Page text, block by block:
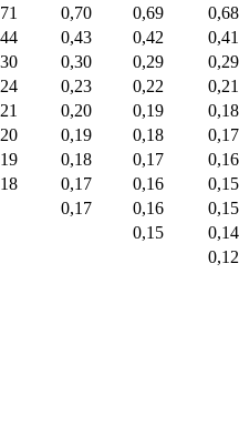
0,70 0,69 0,68
0,43 0,42 0,41
0,30 0,29 0,29
0,23 0,22 0,21
0,20 0,19 0,18
0,19 0,18 0,17
0,18 0,17 0,16
0,17 0,16 0,15
0,17 0,16 0,15
0,15 0,14
0,12